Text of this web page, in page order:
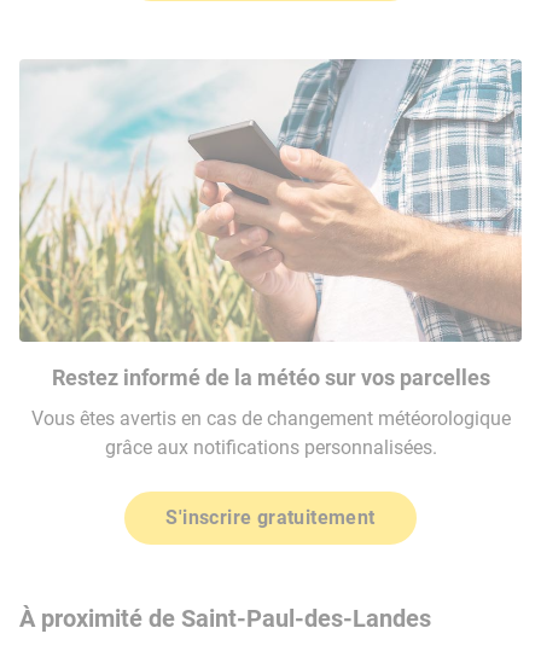
Restez informé de la météo sur vos parcelles
Vous êtes avertis en cas de changement météorologique
grâce aux notifications personnalisées.
S'inscrire gratuitement
À proximité de Saint-Paul-des-Landes